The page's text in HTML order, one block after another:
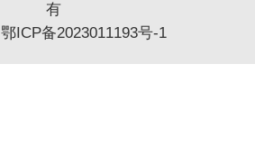
有
鄂ICP备2023011193号-1